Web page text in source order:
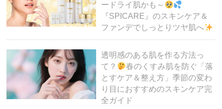
ードライ肌かも～
『SPICARE』のスキンケア＆
ファンデでしっとりツヤ肌へ
透明感のある肌を作る方法っ
て？
春のくすみ肌を防ぐ「落
とすケア＆整え方」季節の変わ
り目におすすめのスキンケア完
全ガイド